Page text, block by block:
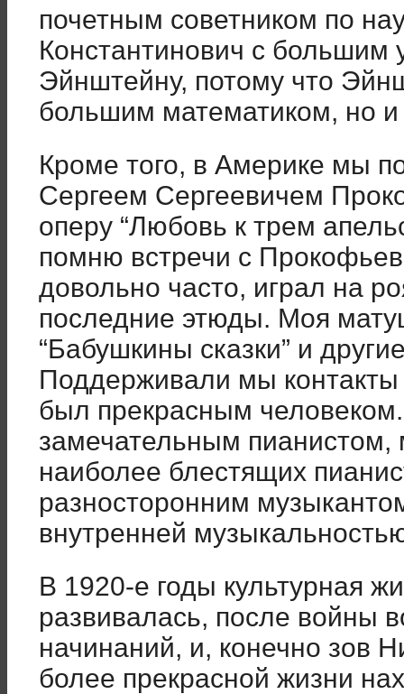
почетным советником по
Константинович с большим
Эйнштейну, потому что
большим математиком, но
Кроме того, в Америке мы
Сергеем Сергеевичем
оперу “Любовь к трем
помню встречи с
довольно часто, играл на
последние этюды. Моя
“Бабушкины сказки” и
Поддерживали мы
был прекрасным
замечательным
наиболее блестящих
разносторонним
внутренней
В 1920-е годы культурная
развивалась, после войны
начинаний, и, конечно зов
более прекрасной жизни